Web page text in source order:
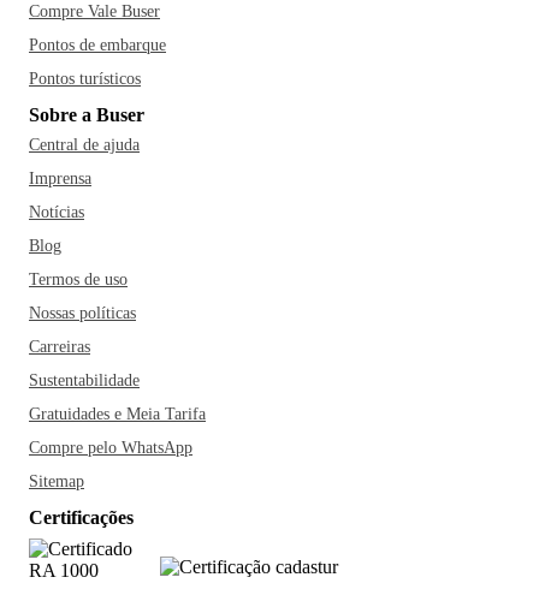
Compre Vale Buser
Pontos de embarque
Pontos turísticos
Sobre a Buser
Central de ajuda
Imprensa
Notícias
Blog
Termos de uso
Nossas políticas
Carreiras
Sustentabilidade
Gratuidades e Meia Tarifa
Compre pelo WhatsApp
Sitemap
Certificações